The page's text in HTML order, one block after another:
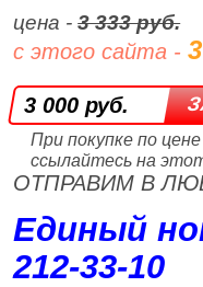
цена -3 333 руб.
с этого сайта -
3 000 руб.
При покупке по цене
ссылайтесь на
ОТПРАВИМ В
Единый
212‑33‑10